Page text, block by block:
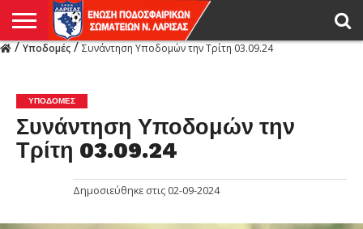
/Υποδομές/Συνάντηση Υποδομών την Τρίτη 03.09.24
ΥΠΟΔΟΜΈΣ
Συνάντηση Υποδομών την
Τρίτη 03.09.24
Δημοσιεύθηκε στις 02-09-2024